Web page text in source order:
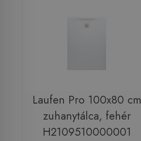
Laufen Pro 100x80 cm
zuhanytálca, fehér
H2109510000001